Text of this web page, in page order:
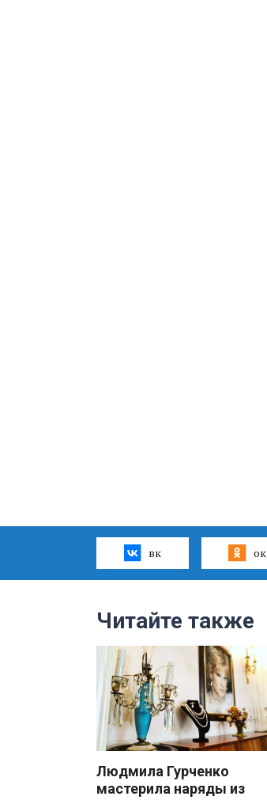
вк ок
Читайте также
Людмила Гурченко
мастерила наряды из